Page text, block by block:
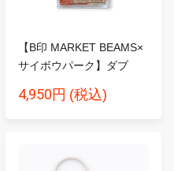
【B印 MARKET BEAMS×
サイボウパーク】ダブ
4,950円 (税込)